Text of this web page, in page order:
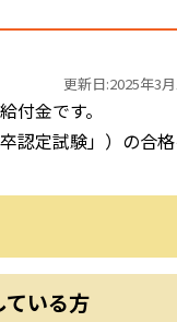
更新日:2025年3
金です。
認定試験」）の合
ている方